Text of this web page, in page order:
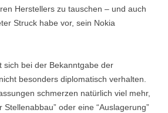
Herstellers zu tauschen – und auch
Struck habe vor, sein Nokia
sich bei der Bekanntgabe der
besonders diplomatisch verhalten.
schmerzen natürlich viel mehr,
Stellenabbau” oder eine “Auslagerung”